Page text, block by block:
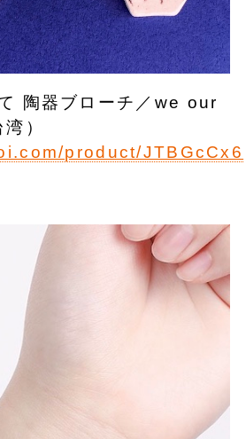
陶器ブローチ／we our
）
product/JTBGcCx6